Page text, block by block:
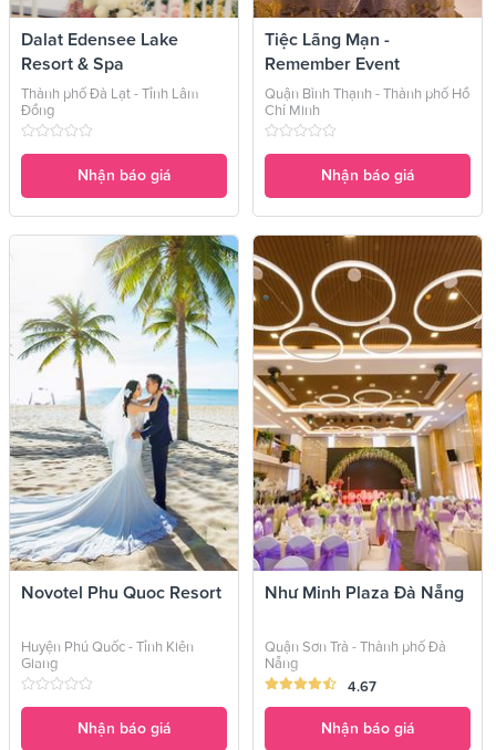
Dalat Edensee Lake
Resort & Spa
Thành phố Đà Lạt - Tỉnh Lâm
Đồng
Nhận báo giá
Tiệc Lãng Mạn -
Remember Event
Quận Bình Thạnh - Thành phố Hồ
Chí Minh
Nhận báo giá
Novotel Phu Quoc Resort
Huyện Phú Quốc - Tỉnh Kiên
Giang
Nhận báo giá
Như Minh Plaza Đà Nẵng
Quận Sơn Trà - Thành phố Đà
Nẵng
4.67
Nhận báo giá